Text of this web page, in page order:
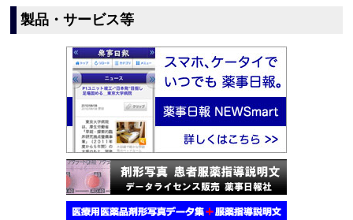
製品・サービス等